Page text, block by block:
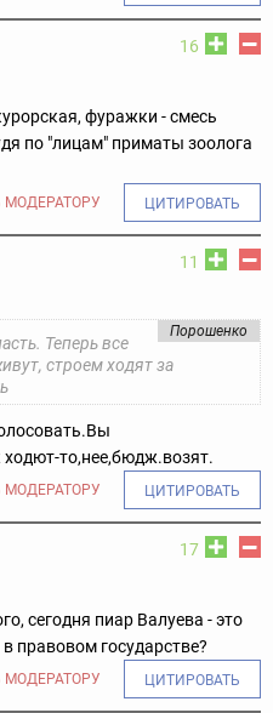
16
фуражки - смесь
по "лицам" приматы зоолога
ЦИТИРОВАТЬ
11
Порошенко
Теперь все
строем ходят за
то,нее,бюдж.возят.
ЦИТИРОВАТЬ
17
сегодня пиар Валуева - это
правовом государстве?
ЦИТИРОВАТЬ